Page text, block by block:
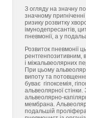
З огляду на значну
значному
ризику розвитку
імунодепресантів,
пневмонії, а у
Розвиток пневмонії
рентгенпозитивним,
і міжальвеолярних
При цьому
випоту та
буває гіпоксемія,
альвеолярної
альвеолярно-
мембрана.
подальшій